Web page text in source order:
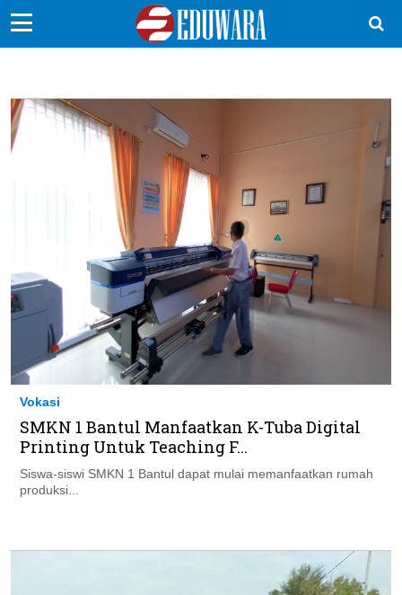
Sekolah Kita
Vokasi
EduDana
Ikuti Kami di:
Vokasi
SMKN 1 Bantul Manfaatkan K-Tuba Digital
Printing Untuk Teaching F...
Siswa-siswi SMKN 1 Bantul dapat mulai memanfaatkan rumah
produksi...